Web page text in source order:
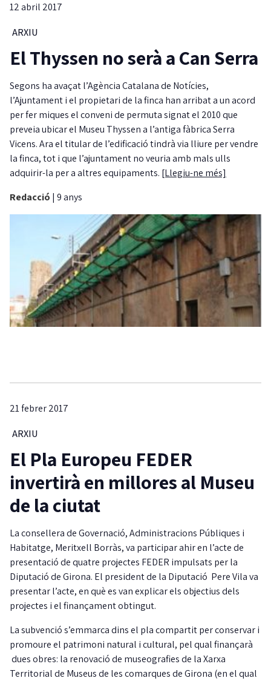
12 abril 2017
ARXIU
El Thyssen no serà a Can Serra
Segons ha avaçat l’Agència Catalana de Notícies,
l’Ajuntament i el propietari de la finca han arribat a un acord
per fer miques el conveni de permuta signat el 2010 que
preveia ubicar el Museu Thyssen a l’antiga fàbrica Serra
Vicens. Ara el titular de l’edificació tindrà via lliure per vendre
la finca, tot i que l’ajuntament no veuria amb mals ulls
adquirir-la per a altres equipaments. [Llegiu-ne més]
Redacció | 9 anys
21 febrer 2017
ARXIU
El Pla Europeu FEDER
invertirà en millores al Museu
de la ciutat
La consellera de Governació, Administracions Públiques i
Habitatge, Meritxell Borràs, va participar ahir en l’acte de
presentació de quatre projectes FEDER impulsats per la
Diputació de Girona. El president de la Diputació Pere Vila va
presentar l’acte, en què es van explicar els objectius dels
projectes i el finançament obtingut.
La subvenció s’emmarca dins el pla compartit per conservar i
promoure el patrimoni natural i cultural, pel qual finançarà
dues obres: la renovació de museografies de la Xarxa
Territorial de Museus de les comarques de Girona (en el qual